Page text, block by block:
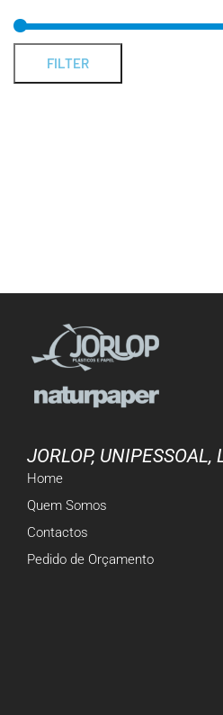
FILTER
JORLOP, UNIPESSOAL,
Home
Quem Somos
Contactos
Pedido de Orçamento